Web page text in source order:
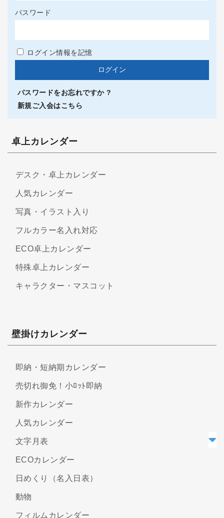
パスワード
ログイン情報を記憶
パスワードをお忘れですか ?
新規ご入会はこちら
卓上カレンダー
デスク・卓上カレンダー
人気カレンダー
写真・イラスト入り
フルカラー名入れ対応
ECO卓上カレンダー
特殊卓上カレンダー
キャラクター・マスコット
壁掛けカレンダー
即納・短納期カレンダー
売切れ御免！小ﾛｯﾄ即納
新作カレンダー
人気カレンダー
文字月表
ECOカレンダー
日めくり（名入日表）
動物
フィルムカレンダー